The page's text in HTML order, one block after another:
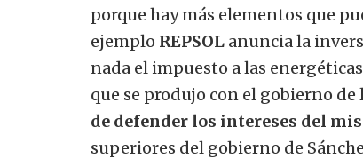
porque hay más elementos que
ejemplo REPSOL anuncia la
nada el impuesto a las
que se produjo con el gobierno
de defender los intereses del
superiores del gobierno de